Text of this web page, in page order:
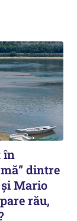
în
dintre
și Mario
rău,